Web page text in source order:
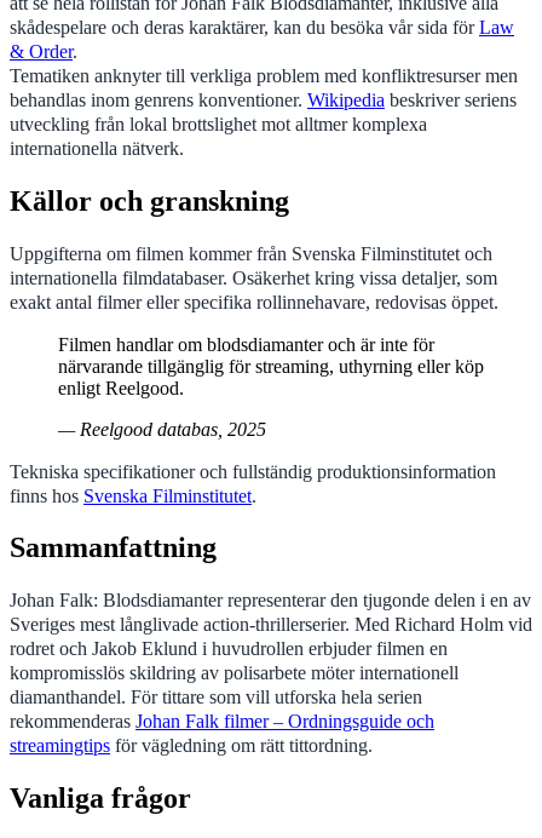
skådespelare och deras karaktärer, kan du besöka vår sida förLaw
& Order.
Tematiken anknyter till verkliga problem med konfliktresurser men
behandlas inom genrens konventioner. Wikipedia beskriver seriens
utveckling från lokal brottslighet mot alltmer komplexa
internationella nätverk.
Källor och granskning
Uppgifterna om filmen kommer från Svenska Filminstitutet och
internationella filmdatabaser. Osäkerhet kring vissa detaljer, som
exakt antal filmer eller specifika rollinnehavare, redovisas öppet.
Filmen handlar om blodsdiamanter och är inte för
närvarande tillgänglig för streaming, uthyrning eller köp
enligt Reelgood.
— Reelgood databas, 2025
Tekniska specifikationer och fullständig produktionsinformation
finns hos Svenska Filminstitutet.
Sammanfattning
Johan Falk: Blodsdiamanter representerar den tjugonde delen i en av
Sveriges mest långlivade action-thrillerserier. Med Richard Holm vid
rodret och Jakob Eklund i huvudrollen erbjuder filmen en
kompromisslös skildring av polisarbete möter internationell
diamanthandel. För tittare som vill utforska hela serien
rekommenderas Johan Falk filmer – Ordningsguide och
streamingtips för vägledning om rätt tittordning.
Vanliga frågor